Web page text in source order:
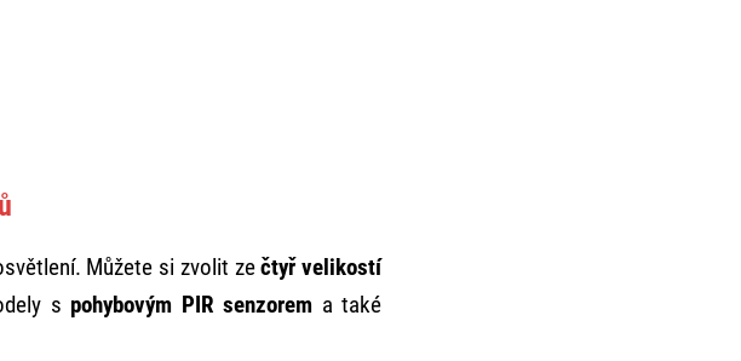
Můžete si zvolit zečtyř velikostí
s pohybovým PIR senzorem a také